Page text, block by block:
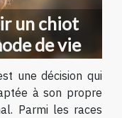
un chiot
de vie
une décision qui
à son propre
Parmi les races